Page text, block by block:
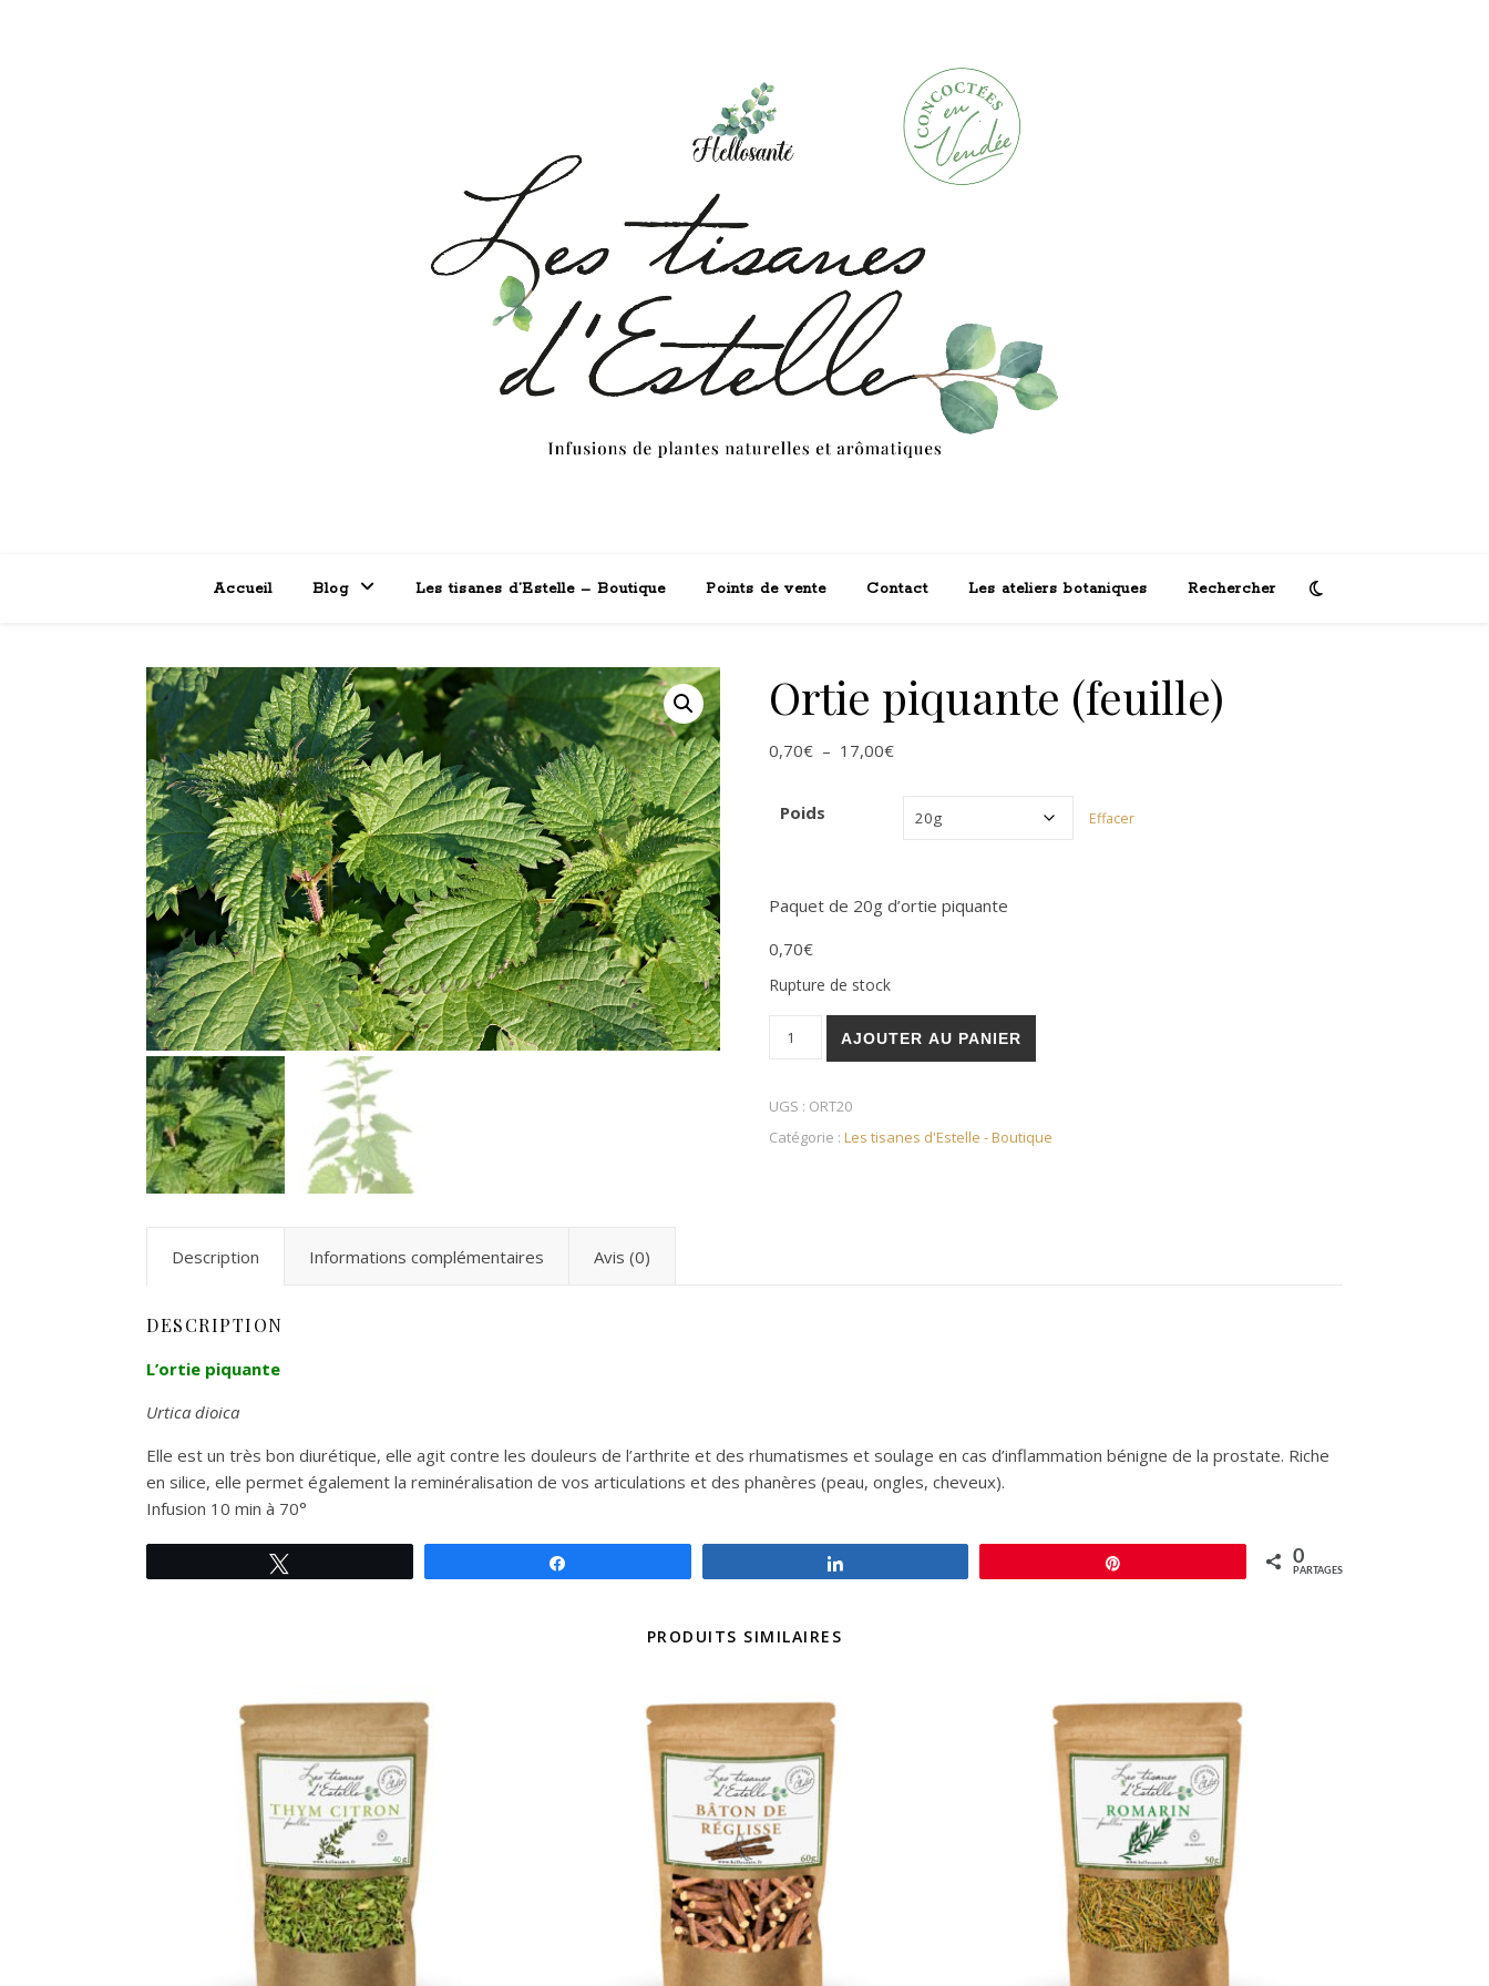
Accueil Blog Les tisanes d’Estelle – Boutique Points de vente Contact Les ateliers botaniques Rechercher
Ortie piquante (feuille)
0,70€ – 17,00€Plage de prix : 0,70€ à 17,00€
Poids Effacer
Paquet de 20g d’ortie piquante
0,70€
Rupture de stock
quantité de Ortie piquante (feuille)
AJOUTER AU PANIER
UGS : ORT20
Catégorie : Les tisanes d'Estelle - Boutique
Description Informations complémentaires Avis (0)
DESCRIPTION
L’ortie piquante
Urtica dioica
Elle est un très bon diurétique, elle agit contre les douleurs de l’arthrite et des rhumatismes et soulage en cas d’inflammation bénigne de la prostate. Riche
en silice, elle permet également la reminéralisation de vos articulations et des phanères (peau, ongles, cheveux).
Infusion 10 min à 70°
0
PARTAGES
PRODUITS SIMILAIRES